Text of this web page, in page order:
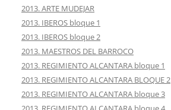
2013. ARTE MUDEJAR
2013. IBEROS bloque 1
2013. IBEROS bloque 2
2013. MAESTROS DEL BARROCO
2013. REGIMIENTO ALCANTARA bloque 1
2013. REGIMIENTO ALCANTARA BLOQUE 2
2013. REGIMIENTO ALCANTARA bloque 3